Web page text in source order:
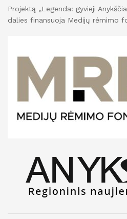
Projektą „Legenda: gyvieji
dalies finansuoja Medijų rėmimo